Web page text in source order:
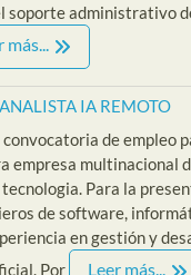
soporte administrativo
más...
IA REMOTO
de empleo
empresa multinacional
Para la
de software,
en gestión y
Por
Leer más...